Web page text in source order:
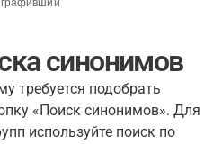
синонимов
требуется подобрать
«Поиск синонимов». Для
используйте поиск по